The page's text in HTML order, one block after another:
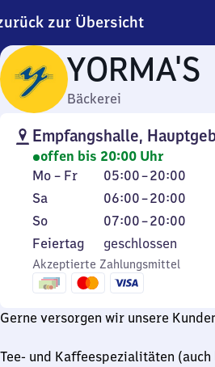
zur Übersicht
YORMA'S
Bäckerei
Empfangshalle,
offen bis 20:00 Uhr
Montag
bis
Freitag
Mo – Fr 05:00–20:00
Von
5
Uhr
20
Uhr
Samstag
Sa 06:00–20:00
Von
6
bis
20
Uhr
Sonntag
So 07:00–20:00
Von
7
Uhr
bis
20
Uhr
Feiertag
Feiertag geschlossen
Akzeptierte Zahlungsmittel
Gerne versorgen wir unsere
Tee- und Kaffeespezialitäten